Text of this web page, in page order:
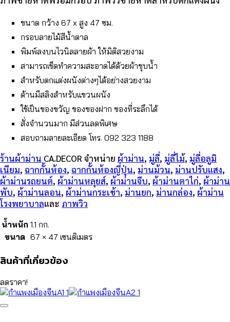
ขนาด กว้าง 67 x สูง 47 ซม.
กรอบลายไม้สีน้ำตาล
พิมพ์ลงบนไวนิลลายผ้า ให้มิติสวยงาม
สามารถเช็ดทำความสะอาดได้ด้วยผ้าชุบน้ำ
สำหรับตกแต่งผนังต่างๆได้อย่างสวยงาม
ด้านมีสลิงสำหรับแขวนผนัง
ใช้เป็นของขวัญ ของของฝาก ของที่ระลึกได้
สั่งจำนวนมาก มีส่วนลดพิเศษ
สอบถามลายละเอียด โทร. 092 323 1188
ร้านผ้าม่าน CA.DECOR จำหน่าย ผ้าม่าน, มู่ลี่, มู่ลี่ไม้, มู่ลี่อลูมิ
เนียม, ฉากกั้นห้อง, ฉากกั้นห้องญี่ปุ่น, ม่านม้วน, ม่านปรับแสง,
ผ้าม่านรถยนต์, ผ้าม่านหลุยส์, ผ้าม่านจีบ, ผ้าม่านตาไก่, ผ้าม่าน
พับ, ผ้าม่านลอน, ผ้าม่านกระเช้า, ม่านยก, ม่านกล่อง, ผ้าม่าน
โรงพยาบาลและ ภาพวิว
น้ำหนัก 1.1 กก.
ขนาด 67 × 47 เซนติเมตร
สินค้าที่เกี่ยวข้อง
ลดราคา!